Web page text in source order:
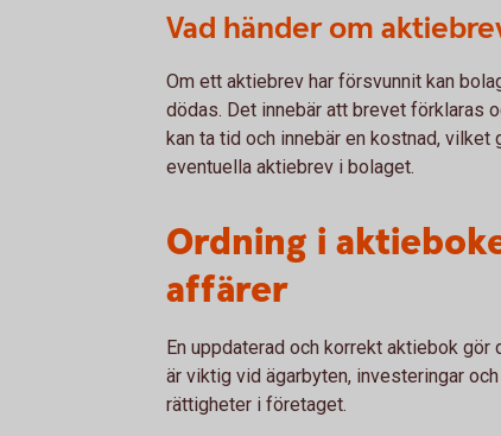
Vad händer om
Om ett aktiebrev har försvunnit kan
dödas. Det innebär att brevet förklaras
kan ta tid och innebär en kostnad,
eventuella aktiebrev i bolaget.
Ordning i
affärer
En uppdaterad och korrekt aktiebok gör
är viktig vid ägarbyten, investeringar
rättigheter i företaget.